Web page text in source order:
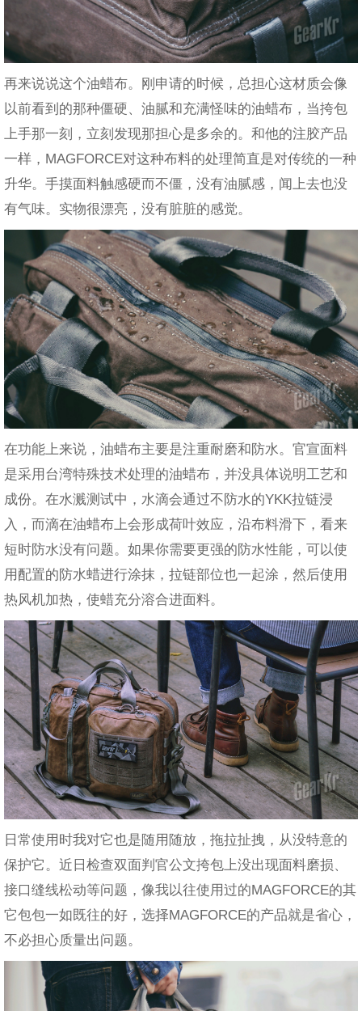
再来说说这个油蜡布。刚申请的时候，总担心这材质会像
以前看到的那种僵硬、油腻和充满怪味的油蜡布，当挎包
上手那一刻，立刻发现那担心是多余的。和他的注胶产品
一样，MAGFORCE对这种布料的处理简直是对传统的一种
升华。手摸面料触感硬而不僵，没有油腻感，闻上去也没
有气味。实物很漂亮，没有脏脏的感觉。
在功能上来说，油蜡布主要是注重耐磨和防水。官宣面料
是采用台湾特殊技术处理的油蜡布，并没具体说明工艺和
成份。在水溅测试中，水滴会通过不防水的YKK拉链浸
入，而滴在油蜡布上会形成荷叶效应，沿布料滑下，看来
短时防水没有问题。如果你需要更强的防水性能，可以使
用配置的防水蜡进行涂抹，拉链部位也一起涂，然后使用
热风机加热，使蜡充分溶合进面料。
日常使用时我对它也是随用随放，拖拉扯拽，从没特意的
保护它。近日检查双面判官公文挎包上没出现面料磨损、
接口缝线松动等问题，像我以往使用过的MAGFORCE的其
它包包一如既往的好，选择MAGFORCE的产品就是省心，
不必担心质量出问题。